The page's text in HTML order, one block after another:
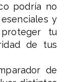
podría no
y
tu
de tus
de